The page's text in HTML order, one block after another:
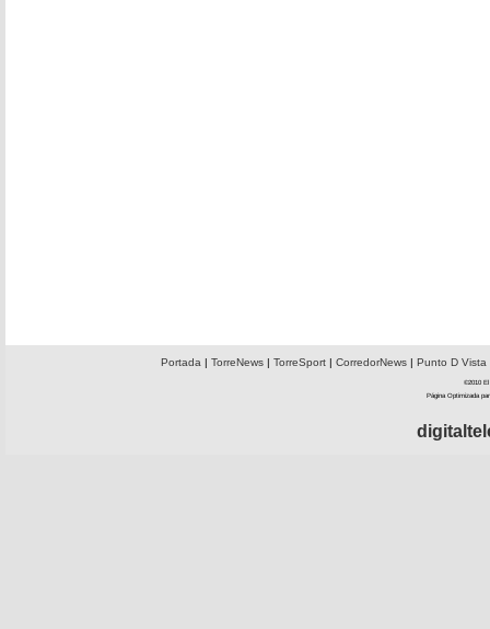
Portada | TorreNews| TorreSport| CorredorNews| Punto D Vista
©2010 El
Página Optimizada